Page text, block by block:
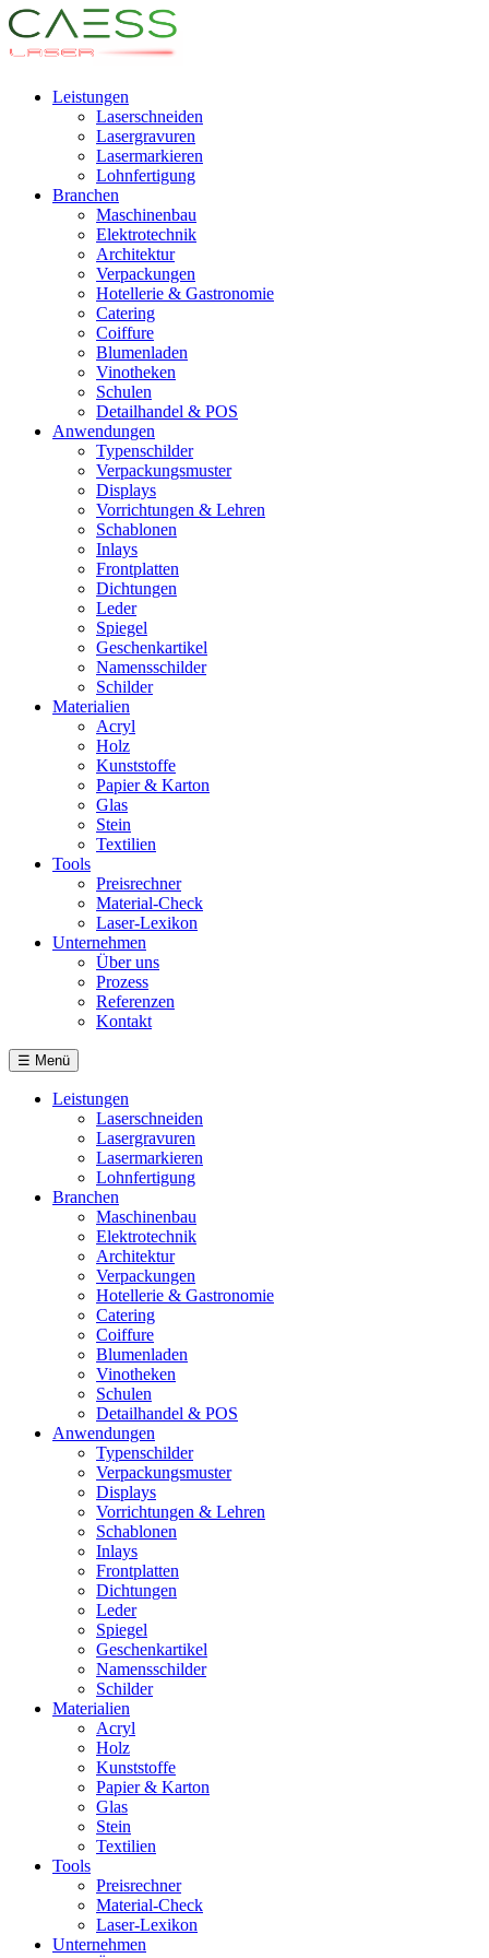
Leistungen
Laserschneiden
Lasergravuren
Lasermarkieren
Lohnfertigung
Branchen
Maschinenbau
Elektrotechnik
Architektur
Verpackungen
Hotellerie & Gastronomie
Catering
Coiffure
Blumenladen
Vinotheken
Schulen
Detailhandel & POS
Anwendungen
Typenschilder
Verpackungsmuster
Displays
Vorrichtungen & Lehren
Schablonen
Inlays
Frontplatten
Dichtungen
Leder
Spiegel
Geschenkartikel
Namensschilder
Schilder
Materialien
Acryl
Holz
Kunststoffe
Papier & Karton
Glas
Stein
Textilien
Tools
Preisrechner
Material-Check
Laser-Lexikon
Unternehmen
Über uns
Prozess
Referenzen
Kontakt
☰ Menü
Leistungen
Laserschneiden
Lasergravuren
Lasermarkieren
Lohnfertigung
Branchen
Maschinenbau
Elektrotechnik
Architektur
Verpackungen
Hotellerie & Gastronomie
Catering
Coiffure
Blumenladen
Vinotheken
Schulen
Detailhandel & POS
Anwendungen
Typenschilder
Verpackungsmuster
Displays
Vorrichtungen & Lehren
Schablonen
Inlays
Frontplatten
Dichtungen
Leder
Spiegel
Geschenkartikel
Namensschilder
Schilder
Materialien
Acryl
Holz
Kunststoffe
Papier & Karton
Glas
Stein
Textilien
Tools
Preisrechner
Material-Check
Laser-Lexikon
Unternehmen